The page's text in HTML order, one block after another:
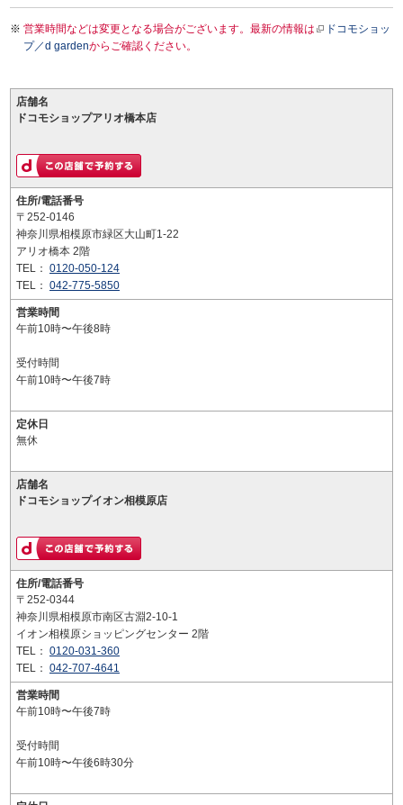
営業時間などは変更となる場合がございます。最新の情報は
ドコモショッ
プ／d gardenからご確認ください。
店舗名
ドコモショップアリオ橋本店
住所/電話番号
〒252-0146
神奈川県相模原市緑区大山町1-22
アリオ橋本 2階
TEL： 0120-050-124
TEL： 042-775-5850
営業時間
午前10時〜午後8時
受付時間
午前10時〜午後7時
定休日
無休
店舗名
ドコモショップイオン相模原店
住所/電話番号
〒252-0344
神奈川県相模原市南区古淵2-10-1
イオン相模原ショッピングセンター 2階
TEL： 0120-031-360
TEL： 042-707-4641
営業時間
午前10時〜午後7時
受付時間
午前10時〜午後6時30分